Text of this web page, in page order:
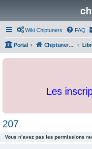
Wiki Chiptuners FAQ
Portal Chiptuners.fr
Les
207
Vous n’avez pas les permissions